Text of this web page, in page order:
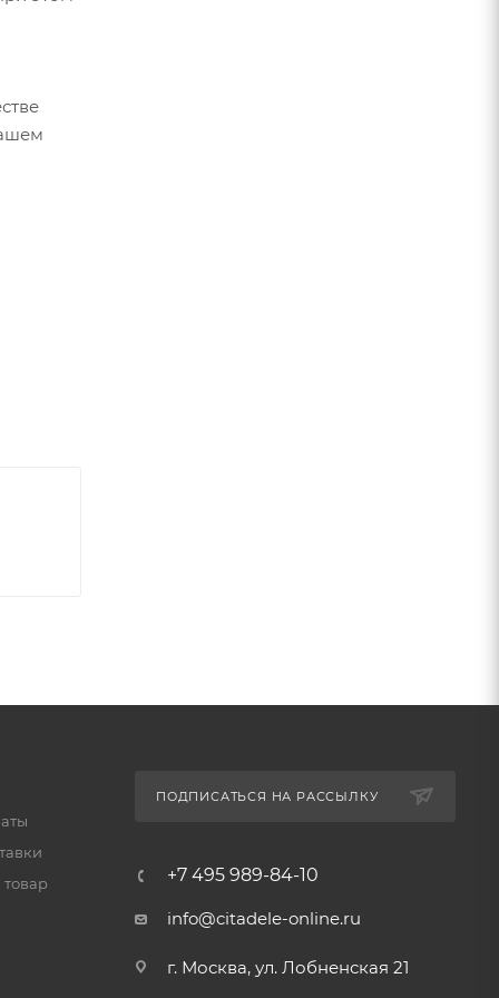
товар
ПОДПИСАТЬСЯ НА РАССЫЛКУ
+7 495 989-84-10
info@citadele-online.ru
г. Москва, ул. Лобненская 21